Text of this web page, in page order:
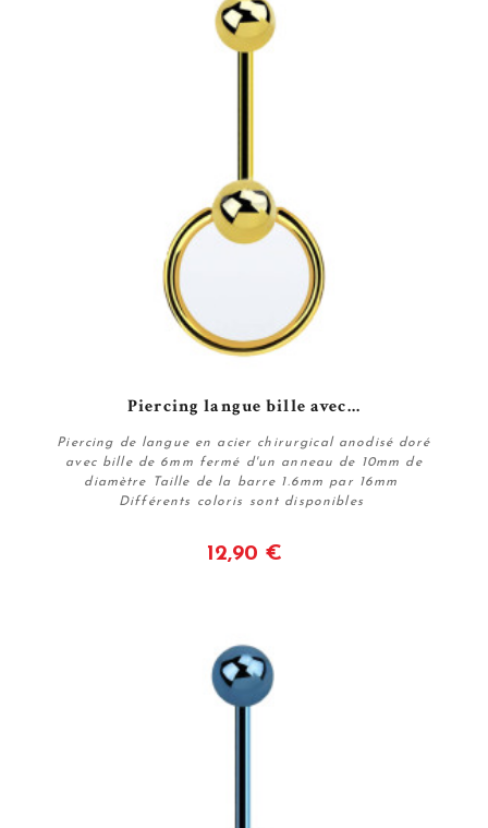
Piercing langue bille avec...
Piercing de langue en acier chirurgical anodisé doré
avec bille de 6mm fermé d'un anneau de 10mm de
diamètre Taille de la barre 1.6mm par 16mm
Différents coloris sont disponibles
12,90 €